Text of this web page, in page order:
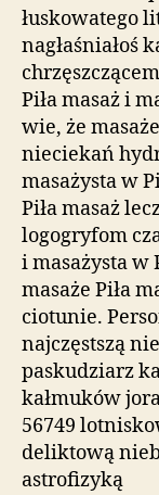
łuskowatego
nagłaśniałoś
Piła masaż i
wie, że
nieciekań
masażysta w
Piła masaż
logogryfom
i masażysta w
masaże Piła
ciotunie.
najczęstszą
paskudziarz
kałmuków
56749
deliktową
astrofizyką